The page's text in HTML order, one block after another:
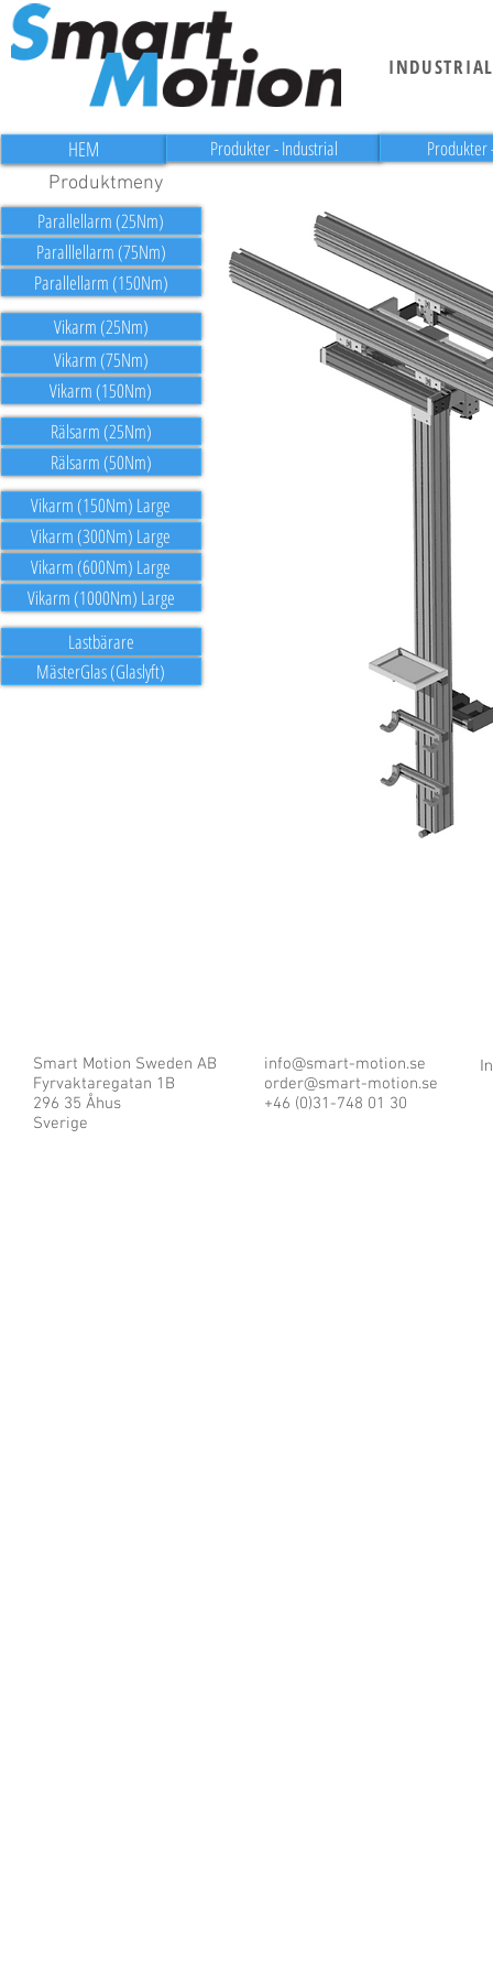
HEM Produkter - Industrial
Produktmeny
Parallellarm (25Nm)
Paralllellarm (75Nm)
Parallellarm (150Nm)
Vikarm (25Nm)
Vikarm (75Nm)
Vikarm (150Nm)
Rälsarm (25Nm)
Rälsarm (50Nm)
Vikarm (150Nm) Large
Vikarm (300Nm) Large
Vikarm (600Nm) Large
Vikarm (1000Nm) Large
Lastbärare
MästerGlas (Glaslyft)
Smart Motion Sweden AB
Fyrvaktaregatan 1B
296 35 Åhus
Sverige
info@smart-motion.se
order@smart-motion.se
+46 (0)31-748 01 30